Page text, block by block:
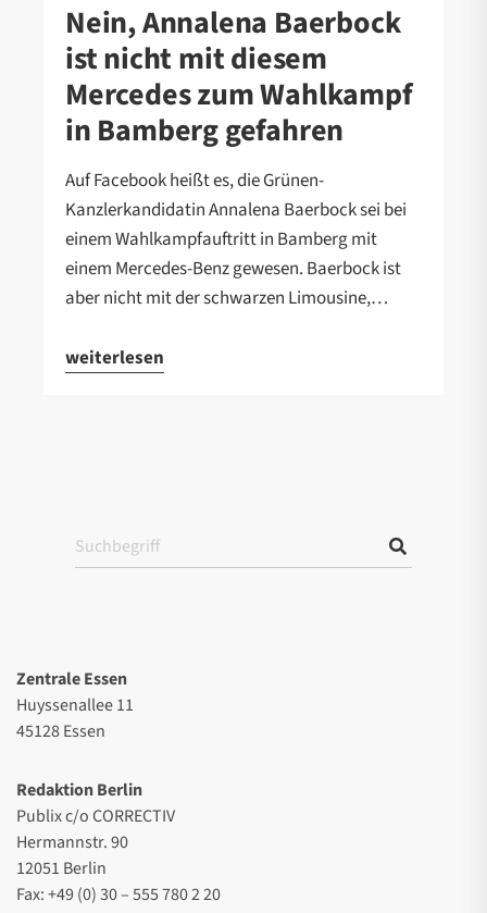
Nein, Annalena Baerbock
ist nicht mit diesem
Mercedes zum Wahlkampf
in Bamberg gefahren
Auf Facebook heißt es, die Grünen-
Kanzlerkandidatin Annalena Baerbock sei bei
einem Wahlkampfauftritt in Bamberg mit
einem Mercedes-Benz gewesen. Baerbock ist
aber nicht mit der schwarzen Limousine,…
weiterlesen
Zentrale Essen
Huyssenallee 11
45128 Essen
Redaktion Berlin
Publix c/o CORRECTIV
Hermannstr. 90
12051 Berlin
Fax: +49 (0) 30 – 555 780 2 20